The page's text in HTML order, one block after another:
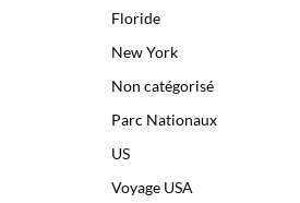
Floride
New York
Non catégorisé
Parc Nationaux
US
Voyage USA